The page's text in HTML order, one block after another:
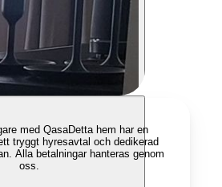
med QasaDetta hem har en
tryggt hyresavtal och dedikerad
Alla betalningar hanteras genom
oss.